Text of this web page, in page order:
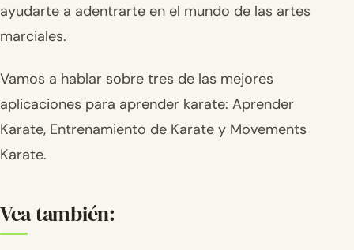
ayudarte a adentrarte en el mundo de las artes
marciales.
Vamos a hablar sobre tres de las mejores
aplicaciones para aprender karate: Aprender
Karate, Entrenamiento de Karate y Movements
Karate.
Vea también: